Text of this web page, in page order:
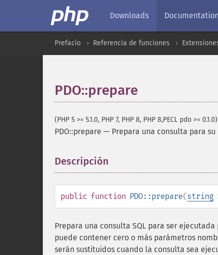
Downloads Documentation
Prefacio Referencia de funciones
PDO::prepare
(PHP 5 >= 5.1.0, PHP 7, PHP 8, PHP 8,PECL pdo >= 0.1.0)
PDO::prepare — Prepara una consulta para
Descripción
public function PDO::prepare(string
Prepara una consulta SQL para ser
puede contener cero o más parámetros
serán sustituidos cuando la consulta sea